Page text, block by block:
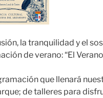
la tranquilidad y el
de verano: “El
que llenará
de talleres para